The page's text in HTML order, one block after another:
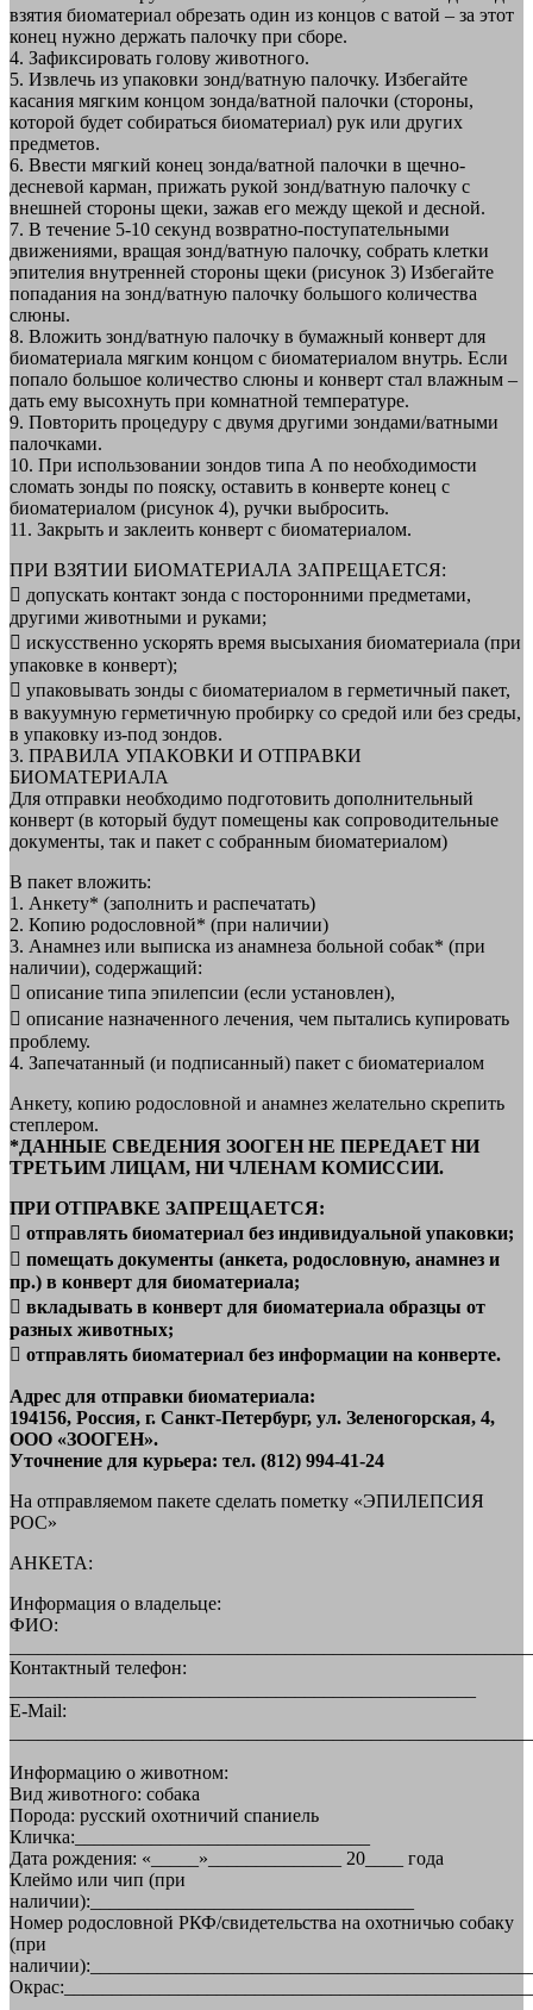
взятия биоматериал обрезать один из концов с ватой – за этот
конец нужно держать палочку при сборе.
4. Зафиксировать голову животного.
5. Извлечь из упаковки зонд/ватную палочку. Избегайте
касания мягким концом зонда/ватной палочки (стороны,
которой будет собираться биоматериал) рук или других
предметов.
6. Ввести мягкий конец зонда/ватной палочки в щечно-
десневой карман, прижать рукой зонд/ватную палочку с
внешней стороны щеки, зажав его между щекой и десной.
7. В течение 5-10 секунд возвратно-поступательными
движениями, вращая зонд/ватную палочку, собрать клетки
эпителия внутренней стороны щеки (рисунок 3) Избегайте
попадания на зонд/ватную палочку большого количества
слюны.
8. Вложить зонд/ватную палочку в бумажный конверт для
биоматериала мягким концом с биоматериалом внутрь. Если
попало большое количество слюны и конверт стал влажным –
дать ему высохнуть при комнатной температуре.
9. Повторить процедуру с двумя другими зондами/ватными
палочками.
10. При использовании зондов типа А по необходимости
сломать зонды по пояску, оставить в конверте конец с
биоматериалом (рисунок 4), ручки выбросить.
11. Закрыть и заклеить конверт с биоматериалом.
ПРИ ВЗЯТИИ БИОМАТЕРИАЛА ЗАПРЕЩАЕТСЯ:
 допускать контакт зонда с посторонними предметами,
другими животными и руками;
 искусственно ускорять время высыхания биоматериала (при
упаковке в конверт);
 упаковывать зонды с биоматериалом в герметичный пакет,
в вакуумную герметичную пробирку со средой или без среды,
в упаковку из-под зондов.
3. ПРАВИЛА УПАКОВКИ И ОТПРАВКИ
БИОМАТЕРИАЛА
Для отправки необходимо подготовить дополнительный
конверт (в который будут помещены как сопроводительные
документы, так и пакет с собранным биоматериалом)
В пакет вложить:
1. Анкету* (заполнить и распечатать)
2. Копию родословной* (при наличии)
3. Анамнез или выписка из анамнеза больной собак* (при
наличии), содержащий:
 описание типа эпилепсии (если установлен),
 описание назначенного лечения, чем пытались купировать
проблему.
4. Запечатанный (и подписанный) пакет с биоматериалом
Анкету, копию родословной и анамнез желательно скрепить
степлером.
*ДАННЫЕ СВЕДЕНИЯ ЗООГЕН НЕ ПЕРЕДАЕТ НИ
ТРЕТЬИМ ЛИЦАМ, НИ ЧЛЕНАМ КОМИССИИ.
ПРИ ОТПРАВКЕ ЗАПРЕЩАЕТСЯ:
 отправлять биоматериал без индивидуальной упаковки;
 помещать документы (анкета, родословную, анамнез и
пр.) в конверт для биоматериала;
 вкладывать в конверт для биоматериала образцы от
разных животных;
 отправлять биоматериал без информации на конверте.
Адрес для отправки биоматериала:
194156, Россия, г. Санкт-Петербург, ул. Зеленогорская, 4,
ООО «ЗООГЕН».
Уточнение для курьера: тел. (812) 994-41-24
На отправляемом пакете сделать пометку «ЭПИЛЕПСИЯ
РОС»
АНКЕТА:
Информация о владельце:
ФИО:
Контактный телефон:
E-Mail:
Информацию о животном:
Вид животного: собака
Порода: русский охотничий спаниель
Кличка:_______________________________
Дата рождения: «_____»______________ 20____ года
Клеймо или чип (при
наличии):__________________________________
Номер родословной РКФ/свидетельства на охотничью собаку
(при